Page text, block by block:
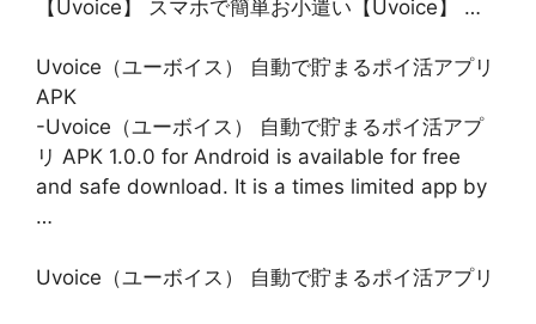
【Uvoice】 スマホで簡単お小遣い【Uvoice】 …
Uvoice（ユーボイス） 自動で貯まるポイ活アプリ
APK
-Uvoice（ユーボイス） 自動で貯まるポイ活アプ
リ APK 1.0.0 for Android is available for free
and safe download. It is a times limited app by
…
Uvoice（ユーボイス） 自動で貯まるポイ活アプリ